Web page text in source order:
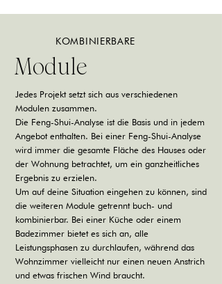
Module
KOMBINIERBARE
Jedes Projekt setzt sich aus verschiedenen
Modulen zusammen.
Die Feng-Shui-Analyse ist die Basis und in jedem
Angebot enthalten. Bei einer Feng-Shui-Analyse
wird immer die gesamte Fläche des Hauses oder
der Wohnung betrachtet, um ein ganzheitliches
Ergebnis zu erzielen.
Um auf deine Situation eingehen zu können, sind
die weiteren Module getrennt buch- und
kombinierbar. Bei einer Küche oder einem
Badezimmer bietet es sich an, alle
Leistungsphasen zu durchlaufen, während das
Wohnzimmer vielleicht nur einen neuen Anstrich
und etwas frischen Wind braucht.